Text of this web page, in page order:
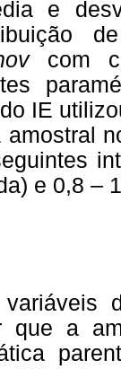
e
com
IE
amostral
e 0,8 –
que a